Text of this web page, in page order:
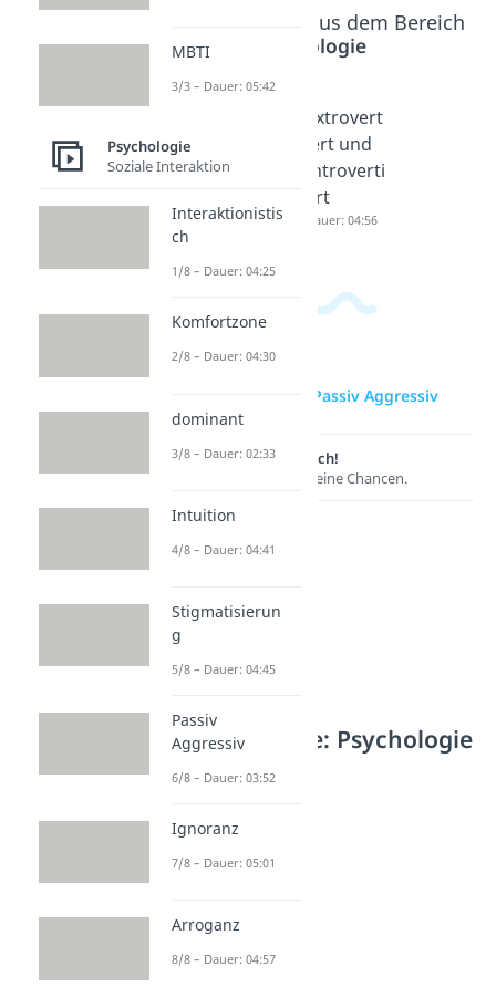
Beliebte Inhalte aus dem Bereich
Psychologie
Dauer: 05:01
Extrovert
iert und
Introverti
ert
Dauer: 04:56
zur Videoseite: Passiv Aggressiv
Lernen lohnt sich!
Entdecke hier deine Chancen.
Weitere Inhalte: Psychologie
Soziale Interaktion
Dauer: 04:25
Komfortzone
Dauer: 04:30
dominant
Intuition
Dauer: 04:41
Stigmatisierung
MBTI
3/3 – Dauer: 05:42
Psychologie
Soziale Interaktion
Interaktionistis
ch
1/8 – Dauer: 04:25
Komfortzone
2/8 – Dauer: 04:30
dominant
3/8 – Dauer: 02:33
Intuition
4/8 – Dauer: 04:41
Stigmatisierun
g
5/8 – Dauer: 04:45
Passiv
Aggressiv
6/8 – Dauer: 03:52
Ignoranz
7/8 – Dauer: 05:01
Arroganz
8/8 – Dauer: 04:57